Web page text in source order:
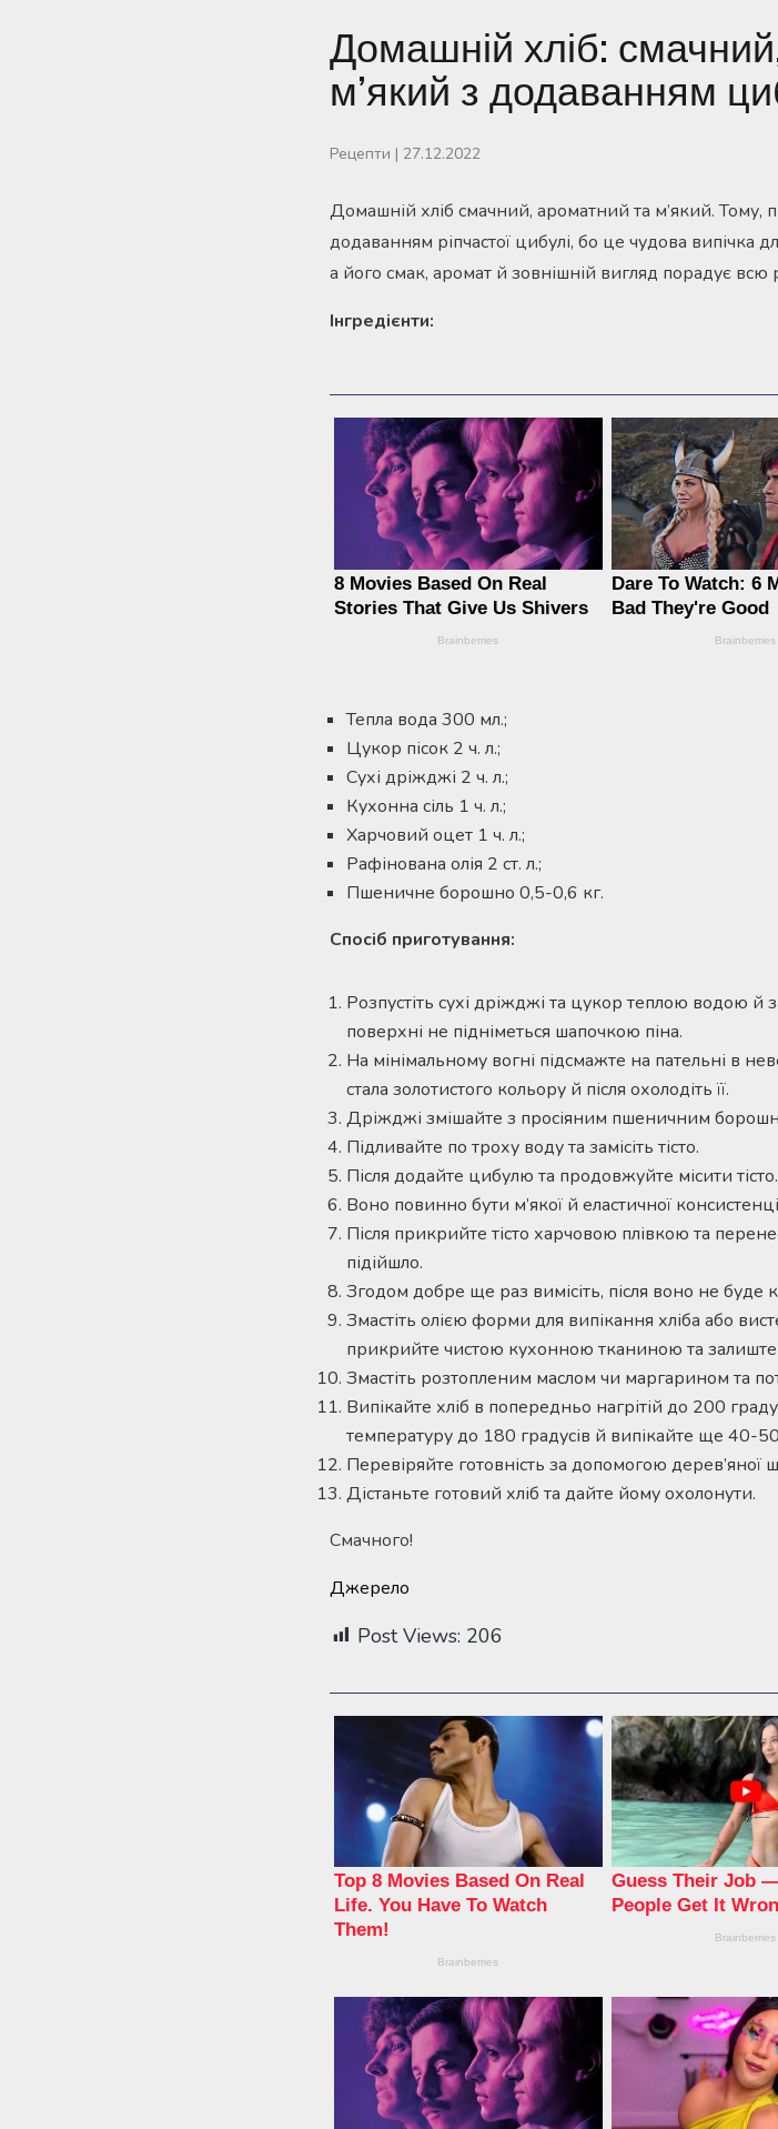
Домашній хліб:
м’який з додаванням
Рецепти | 27.12.2022
Домашній хліб смачний, ароматний та м’який. Тому,
додаванням ріпчастої цибулі, бо це чудова випічка
а його смак, аромат й зовнішній вигляд порадує всю
Інгредієнти:
Тепла вода 300 мл.;
Цукор пісок 2 ч. л.;
Сухі дріжджі 2 ч. л.;
Кухонна сіль 1 ч. л.;
Харчовий оцет 1 ч. л.;
Рафінована олія 2 ст. л.;
Пшеничне борошно 0,5-0,6 кг.
Спосіб приготування:
Розпустіть сухі дріжджі та цукор теплою водою й
поверхні не підніметься шапочкою піна.
На мінімальному вогні підсмажте на пательні в
стала золотистого кольору й після охолодіть її.
Дріжджі змішайте з просіяним пшеничним
Підливайте по троху воду та замісіть тісто.
Після додайте цибулю та продовжуйте місити тісто.
Воно повинно бути м’якої й еластичної
Після прикрийте тісто харчовою плівкою та
підійшло.
Згодом добре ще раз вимісіть, після воно не буде
Змастіть олією форми для випікання хліба або
прикрийте чистою кухонною тканиною та залиште
Змастіть розтопленим маслом чи маргарином та
Випікайте хліб в попередньо нагрітій до 200
температуру до 180 градусів й випікайте ще 40-
Перевіряйте готовність за допомогою дерев’яної
Дістаньте готовий хліб та дайте йому охолонути.
Смачного!
Джерело
Post Views: 206